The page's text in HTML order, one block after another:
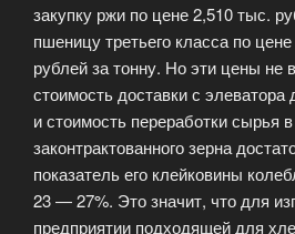
закупку ржи по цене 2,510 тыс.
пшеницу третьего класса по
рублей за тонну. Но эти цены не
стоимость доставки с элеватора
и стоимость переработки сырья
законтрактованного зерна
показатель его клейковины
23 — 27%. Это значит, что для
предприятии подходящей для